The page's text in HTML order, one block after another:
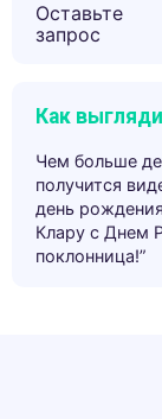
Оставьте
запрос
Как
Чем больше
получится
день
Клару с Днем
поклонница!”